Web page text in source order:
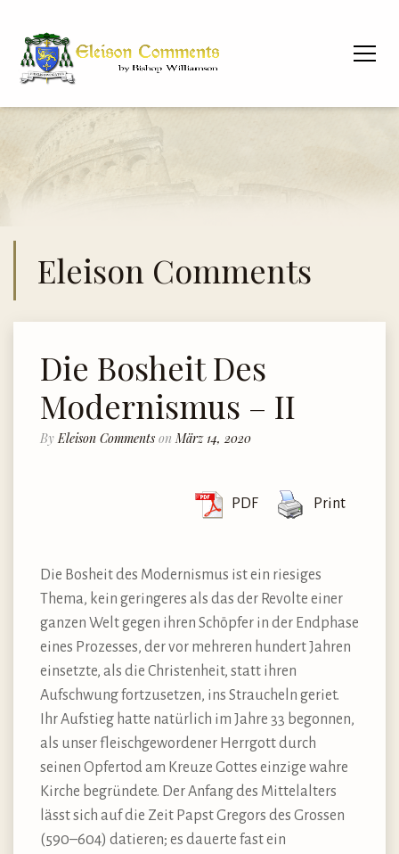
Eleison Comments
Die Bosheit Des
Modernismus – II
By Eleison Comments on März 14, 2020
PDF Print
Die Bosheit des Modernismus ist ein riesiges
Thema, kein geringeres als das der Revolte einer
ganzen Welt gegen ihren Schöpfer in der Endphase
eines Prozesses, der vor mehreren hundert Jahren
einsetzte, als die Christenheit, statt ihren
Aufschwung fortzusetzen, ins Straucheln geriet.
Ihr Aufstieg hatte natürlich im Jahre 33 begonnen,
als unser fleischgewordener Herrgott durch
seinen Opfertod am Kreuze Gottes einzige wahre
Kirche begründete. Der Anfang des Mittelalters
lässt sich auf die Zeit Papst Gregors des Grossen
(590–604) datieren; es dauerte fast ein